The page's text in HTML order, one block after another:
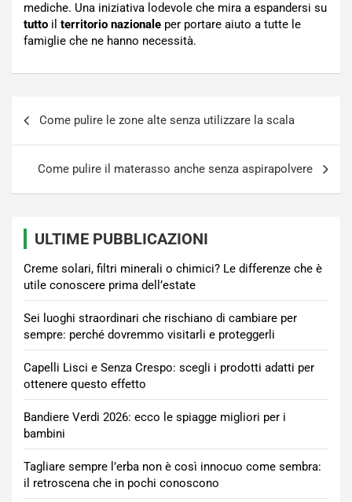
mediche. Una iniziativa lodevole che mira a espandersi su
tutto il territorio nazionale per portare aiuto a tutte le
famiglie che ne hanno necessità.
Come pulire le zone alte senza utilizzare la scala
Come pulire il materasso anche senza aspirapolvere
ULTIME PUBBLICAZIONI
Creme solari, filtri minerali o chimici? Le differenze che è
utile conoscere prima dell’estate
Sei luoghi straordinari che rischiano di cambiare per
sempre: perché dovremmo visitarli e proteggerli
Capelli Lisci e Senza Crespo: scegli i prodotti adatti per
ottenere questo effetto
Bandiere Verdi 2026: ecco le spiagge migliori per i
bambini
Tagliare sempre l’erba non è così innocuo come sembra:
il retroscena che in pochi conoscono